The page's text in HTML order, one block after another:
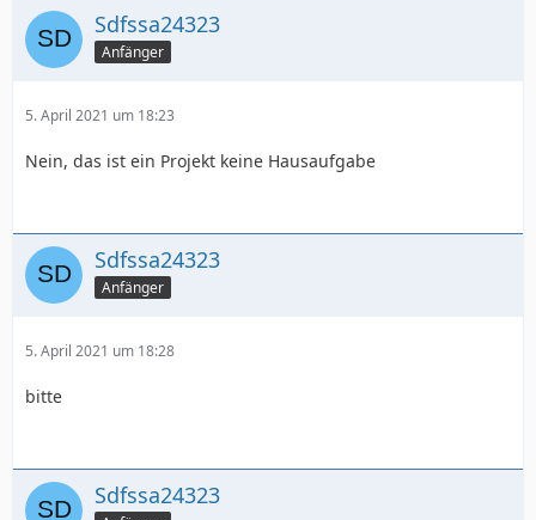
Sdfssa24323
Anfänger
5. April 2021 um 18:23
Nein, das ist ein Projekt keine Hausaufgabe
Sdfssa24323
Anfänger
5. April 2021 um 18:28
bitte
Sdfssa24323